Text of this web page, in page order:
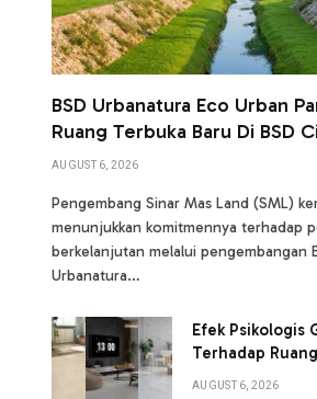
BSD Urbanatura Eco Urban
Ruang Terbuka Baru Di BSD
AUGUST 6, 2026
Pengembang Sinar Mas Land (SML)
menunjukkan komitmennya terhadap
berkelanjutan melalui pengembangan
Urbanatura…
Efek Psikologis
Terhadap Ruang
AUGUST 6, 2026